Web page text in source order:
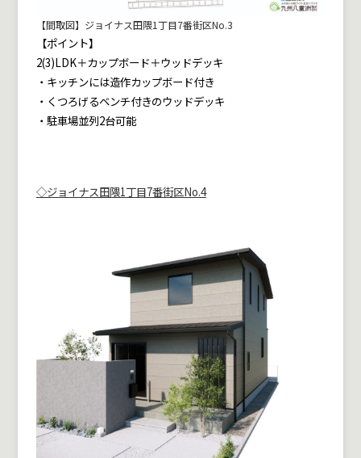
【間取図】ジョイナス田隈1丁目7番街区No.3
【ポイント】
2(3)LDK＋カップボード＋ウッドデッキ
・キッチンには造作カップボード付き
・くつろげるベンチ付きのウッドデッキ
・駐車場並列2台可能
◇ジョイナス田隈1丁目7番街区No.4